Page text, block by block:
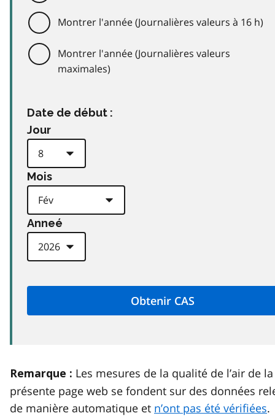
Montrer l'année (Journalières valeurs à 16 h)
Montrer l'année (Journalières valeurs
maximales)
Date de début :
Jour
Mois
Anneé
Remarque : Les mesures de la qualité de l’air de la
présente page web se fondent sur des données
de manière automatique et n’ont pas été vérifiées.